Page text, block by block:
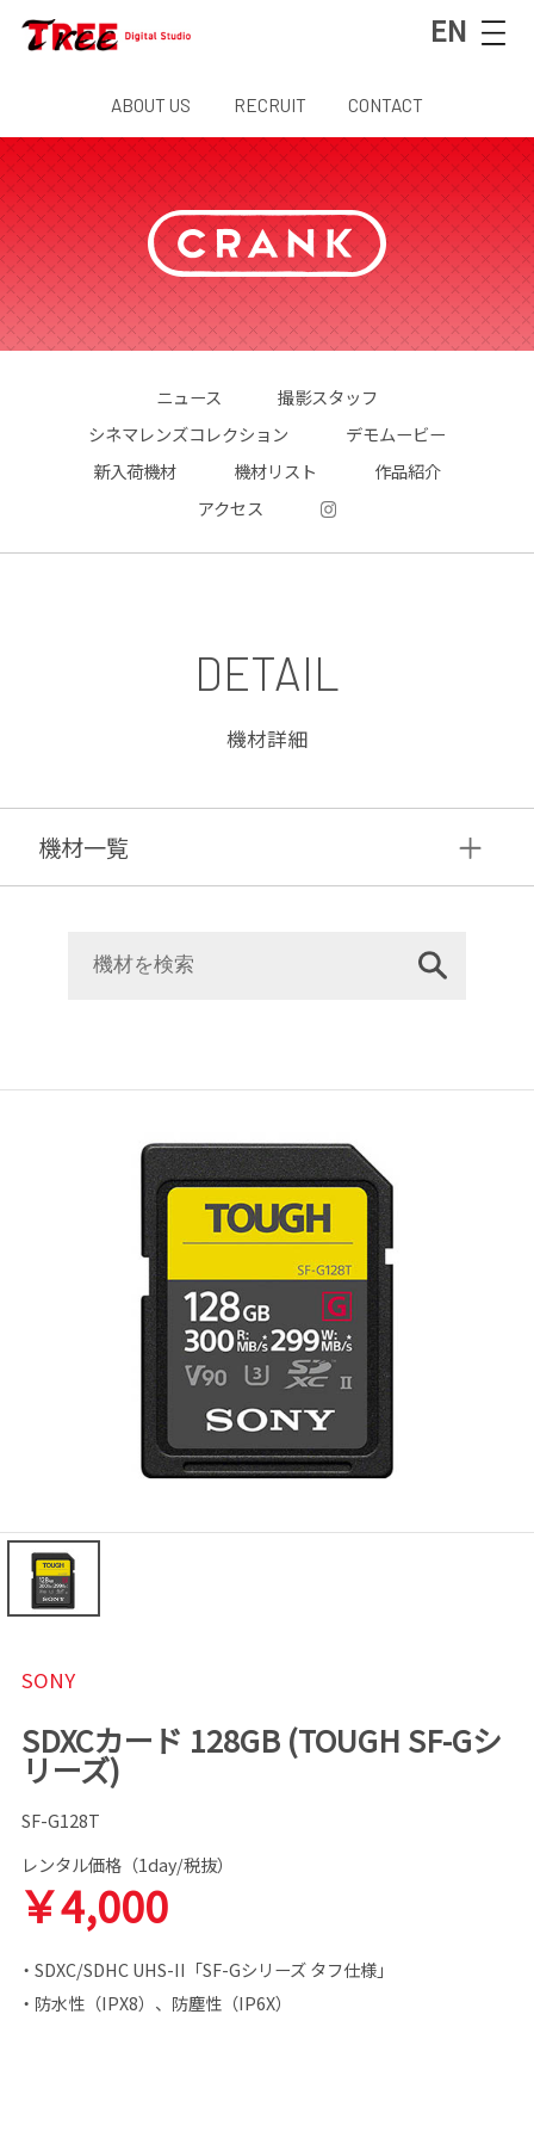
EN
ABOUT US RECRUIT CONTACT
ニュース
撮影スタッフ
シネマレンズコレクション
デモムービー
新入荷機材
機材リスト
作品紹介
アクセス
DETAIL
機材詳細
機材⼀覧
SONY
SDXCカード 128GB (TOUGH SF-Gシ
リーズ)
SF-G128T
レンタル価格（1day/税抜）
￥4,000
・SDXC/SDHC UHS-II「SF-Gシリーズ タフ仕様」
・防水性（IPX8）、防塵性（IP6X）